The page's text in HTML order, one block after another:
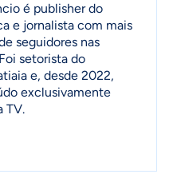
é publisher do
e jornalista com mais
seguidores nas
setorista do
e, desde 2022,
exclusivamente
TV.